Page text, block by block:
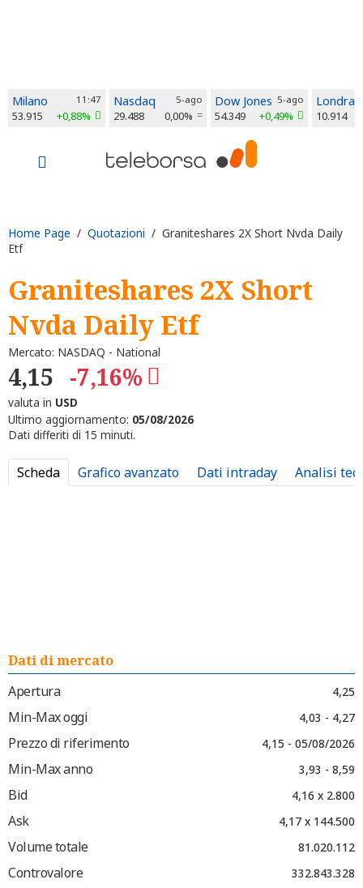
Milano 11:47
53.915 +0,88%
Nasdaq 5-ago
29.488 0,00%
Dow Jones 5-ago
54.349 +0,49%
Londra
10.914
Home Page / Quotazioni / Graniteshares 2X Short Nvda Daily
Etf
Graniteshares 2X Short
Nvda Daily Etf
Mercato: NASDAQ - National
4,15 -7,16%
valuta in USD
Ultimo aggiornamento: 05/08/2026
Dati differiti di 15 minuti.
Scheda Grafico avanzato Dati intraday Analisi
Dati di mercato
Apertura
4,25
Min-Max oggi 4,03 - 4,27
Prezzo di riferimento 4,15 - 05/08/2026
Min-Max anno 3,93 - 8,59
Bid 4,16 x 2.800
Ask 4,17 x 144.500
Volume totale 81.020.112
Controvalore 332.843.328